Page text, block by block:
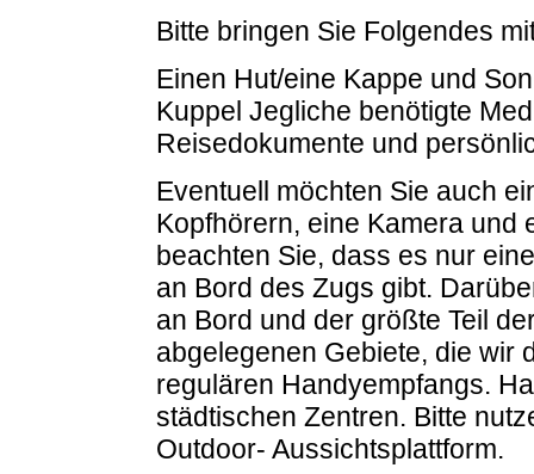
Bitte bringen Sie Folgendes
Einen Hut/eine Kappe und
Kuppel Jegliche benötigte
Reisedokumente und
Eventuell möchten Sie auch
Kopfhörern, eine Kamera und
beachten Sie, dass es nur
an Bord des Zugs gibt.
an Bord und der größte Teil
abgelegenen Gebiete, die wir
regulären Handyempfangs.
städtischen Zentren. Bitte
Outdoor- Aussichtsplattform.